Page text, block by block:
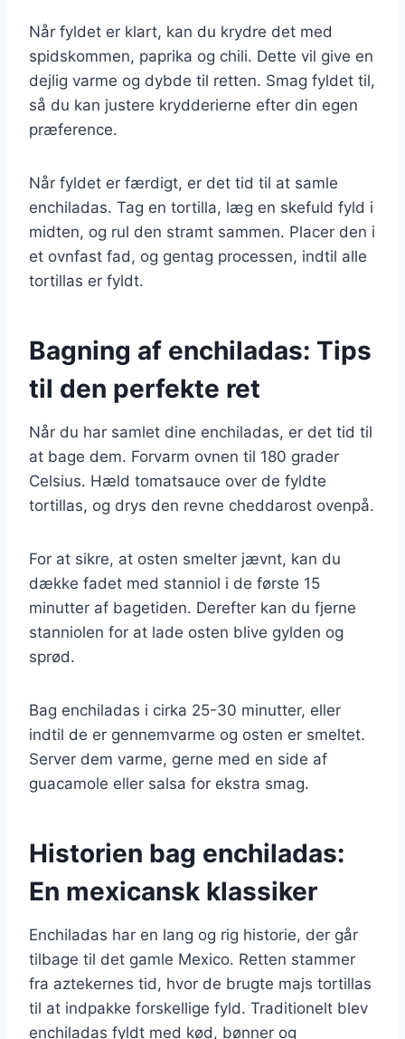
Når fyldet er klart, kan du krydre det med
spidskommen, paprika og chili. Dette vil give en
dejlig varme og dybde til retten. Smag fyldet til,
så du kan justere krydderierne efter din egen
præference.
Når fyldet er færdigt, er det tid til at samle
enchiladas. Tag en tortilla, læg en skefuld fyld i
midten, og rul den stramt sammen. Placer den i
et ovnfast fad, og gentag processen, indtil alle
tortillas er fyldt.
Bagning af enchiladas: Tips
til den perfekte ret
Når du har samlet dine enchiladas, er det tid til
at bage dem. Forvarm ovnen til 180 grader
Celsius. Hæld tomatsauce over de fyldte
tortillas, og drys den revne cheddarost ovenpå.
For at sikre, at osten smelter jævnt, kan du
dække fadet med stanniol i de første 15
minutter af bagetiden. Derefter kan du fjerne
stanniolen for at lade osten blive gylden og
sprød.
Bag enchiladas i cirka 25-30 minutter, eller
indtil de er gennemvarme og osten er smeltet.
Server dem varme, gerne med en side af
guacamole eller salsa for ekstra smag.
Historien bag enchiladas:
En mexicansk klassiker
Enchiladas har en lang og rig historie, der går
tilbage til det gamle Mexico. Retten stammer
fra aztekernes tid, hvor de brugte majs tortillas
til at indpakke forskellige fyld. Traditionelt blev
enchiladas fyldt med kød, bønner og